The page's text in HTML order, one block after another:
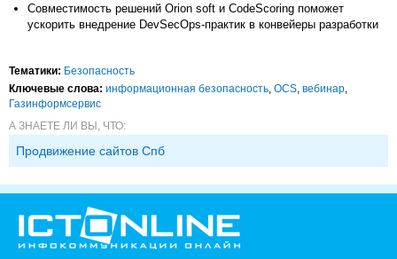
Совместимость решений Orion soft и CodeScoring поможет
ускорить внедрение DevSecOps-практик в конвейеры разработки
Тематики: Безопасность
Ключевые слова: информационная безопасность, OCS, вебинар,
Газинформсервис
А ЗНАЕТЕ ЛИ ВЫ, ЧТО:
Продвижение сайтов Спб